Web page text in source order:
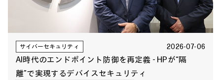
サイバーセキュリティ 2026-07-06
AI時代のエンドポイント防御を再定義 - HPが“隔
離”で実現するデバイスセキュリティ